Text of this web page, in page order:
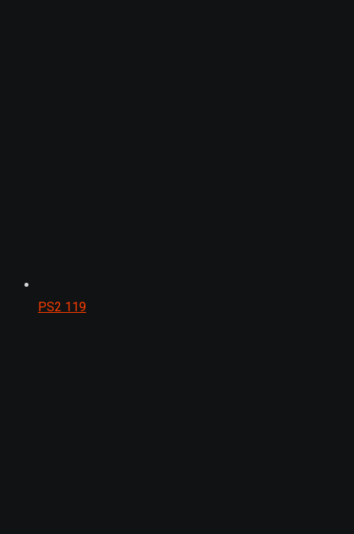
PS2 119